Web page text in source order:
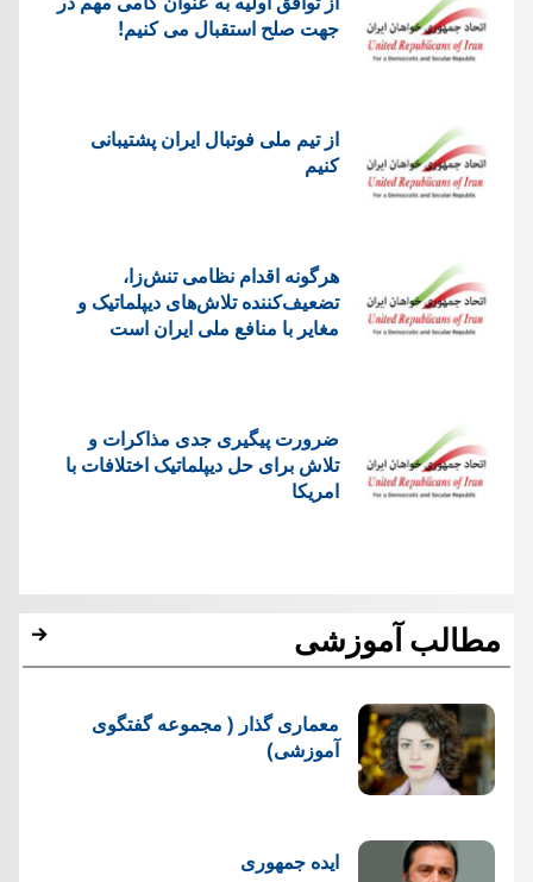
جهت صلح استقبال می کنیم!
از تیم ملی فوتبال ایران پشتیبانی
کنیم
هرگونه اقدام نظامی تنش‌زا،
تضعیف‌کننده تلاش‌های دیپلماتیک و
مغایر با منافع ملی ایران است
ضرورت پیگیری جدی مذاکرات و
تلاش برای حل دیپلماتیک اختلافات با
امریکا
مطالب آموزشی
معماری گذار ( مجموعه گفتگوی
آموزشی)
ایده جمهوری